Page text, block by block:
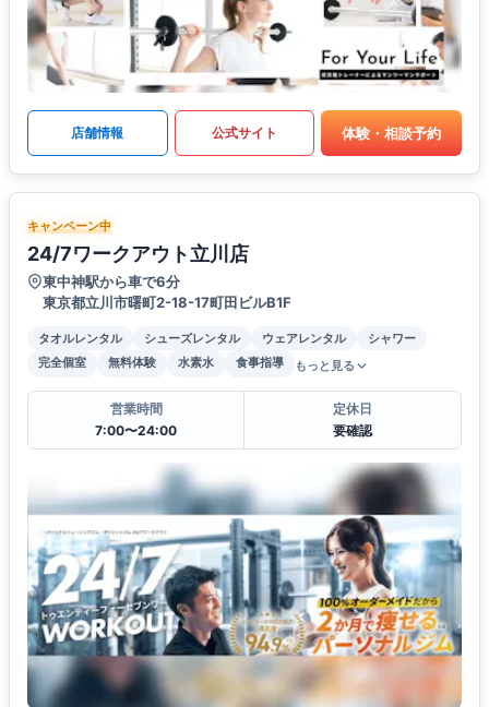
店舗情報 公式サイト 体験・相談予約
キャンペーン中
24/7ワークアウト立川店
東中神駅から車で6分
東京都立川市曙町2-18-17町田ビルB1F
タオルレンタル シューズレンタル ウェアレンタル
シャワー
完全個室
無料体験 水素水 食事指導 もっと見る
営業時間
7:00〜24:00
定休日
要確認